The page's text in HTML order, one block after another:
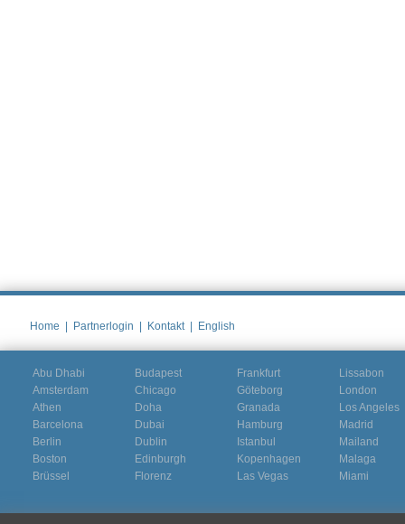
Home Partnerlogin Kontakt English
Abu Dhabi
Amsterdam
Athen
Barcelona
Berlin
Boston
Brüssel
Budapest
Chicago
Doha
Dubai
Dublin
Edinburgh
Florenz
Frankfurt
Göteborg
Granada
Hamburg
Istanbul
Kopenhagen
Las Vegas
Lissabon
London
Los Angeles
Madrid
Mailand
Malaga
Miami